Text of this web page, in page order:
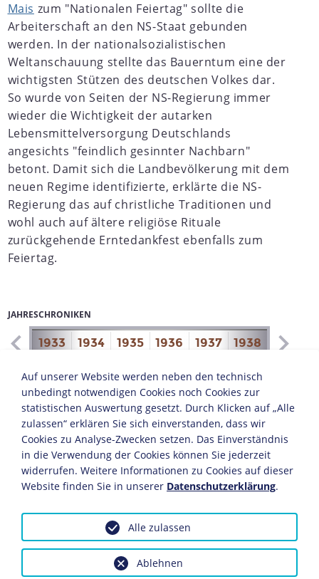
Mais zum "Nationalen Feiertag" sollte die
Arbeiterschaft an den NS-Staat gebunden
werden. In der nationalsozialistischen
Weltanschauung stellte das Bauerntum eine der
wichtigsten Stützen des deutschen Volkes dar.
So wurde von Seiten der NS-Regierung immer
wieder die Wichtigkeit der autarken
Lebensmittelversorgung Deutschlands
angesichts "feindlich gesinnter Nachbarn"
betont. Damit sich die Landbevölkerung mit dem
neuen Regime identifizierte, erklärte die NS-
Regierung das auf christliche Traditionen und
wohl auch auf ältere religiöse Rituale
zurückgehende Erntedankfest ebenfalls zum
Feiertag.
JAHRESCHRONIKEN
1933 1934 1935 1936 1937 1938 1939
Der zentrale Staatsakt fand von 1933 bis 1937 jeweils
Anfang Oktober auf dem Bückeberg in der Nähe von
Hameln im Weserbergland statt. Das Gebiet des
heutigen Niedersachsens galt den Nationalsozialisten
als "urdeutscher Boden", auf dem die von Arminius (ca.
17 v. Chr.-19 n. Chr.) geführten Germanen die Römer
vernichtend geschlagen und die Sachsen unter
Widukind (743-ca.807) gegen die Franken unter Karl dem
Großen (747-814) gekämpft hatten. Die nördlich des
Bückebergs fließende Weser betrachteten die
Nationalsozialisten als von der Quelle bis zur Mündung
"urdeutschen Fluss". Nicht zuletzt sollten die Ahnen des
Horst Wessel aus dieser Gegend stammen,
wo nach Ansicht der NS-Führung noch "freies,
Auf unserer Website werden neben den technisch
unbedingt notwendigen Cookies noch Cookies zur
statistischen Auswertung gesetzt. Durch Klicken auf „Alle
zulassen“ erklären Sie sich einverstanden, dass wir
Cookies zu Analyse-Zwecken setzen. Das Einverständnis
in die Verwendung der Cookies können Sie jederzeit
widerrufen. Weitere Informationen zu Cookies auf dieser
Website finden Sie in unserer Datenschutzerklärung.
Ablehnen
Alle zulassen